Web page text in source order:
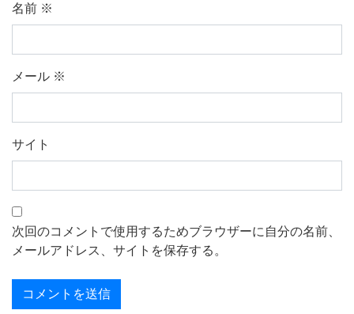
名前 ※
メール ※
サイト
次回のコメントで使用するためブラウザーに自分の名前、
メールアドレス、サイトを保存する。